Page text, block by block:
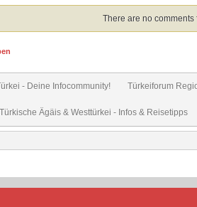
There are no
- Deine Infocommunity! Türkeiforum
Ägäis & Westtürkei - Infos & Reisetipps